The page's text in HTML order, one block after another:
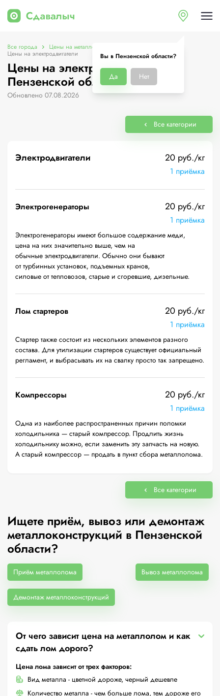
Вы в Пензенской области?
Да Нет
Все города Цены на металлолом в Пензенской области
Цены на электродвигатели
Цены на электродвигатели в
Пензенской области
Обновлено 07.08.2026
Все категории
Электродвигатели 20 руб./кг
1 приёмка
Электрогенераторы 20 руб./кг
1 приёмка
Электрогенераторы имеют большое содержание меди,
цена на них значительно выше, чем на
обычные электродвигатели. Обычно они бывают
от турбинных установок, подъемных кранов,
силовые от тепловозов, старые и сгоревшие, дизельные.
Лом стартеров 20 руб./кг
1 приёмка
Стартер также состоит из нескольких элементов разного
состава. Для утилизации стартеров существует официальный
регламент, и выбрасывать их на свалку просто так запрещено.
Компрессоры 20 руб./кг
1 приёмка
Одна из наиболее распространенных причин поломки
холодильника — старый компрессор. Продлить жизнь
холодильнику можно, если заменить эту запчасть на новую.
А старый компрессор — продать в пункт сбора металлолома.
Все категории
Ищете приём, вывоз или демонтаж
металлоконструкций в Пензенской
области?
Приём металлолома Вывоз металлолома
Демонтаж металлоконструкций
От чего зависит цена на металлолом и как
сдать лом дорого?
Цена лома зависит от трех факторов:
Вид металла - цветной дороже, черный дешевле
Количество металла - чем больше лома, тем дороже его